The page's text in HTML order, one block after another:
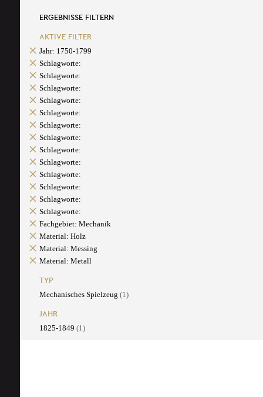
ERGEBNISSE FILTERN
AKTIVE FILTER
Jahr: 1750-1799
Schlagworte:
Schlagworte:
Schlagworte:
Schlagworte:
Schlagworte:
Schlagworte:
Schlagworte:
Schlagworte:
Schlagworte:
Schlagworte:
Schlagworte:
Schlagworte:
Schlagworte:
Fachgebiet: Mechanik
Material: Holz
Material: Messing
Material: Metall
TYP
Mechanisches Spielzeug (1)
JAHR
1825-1849 (1)